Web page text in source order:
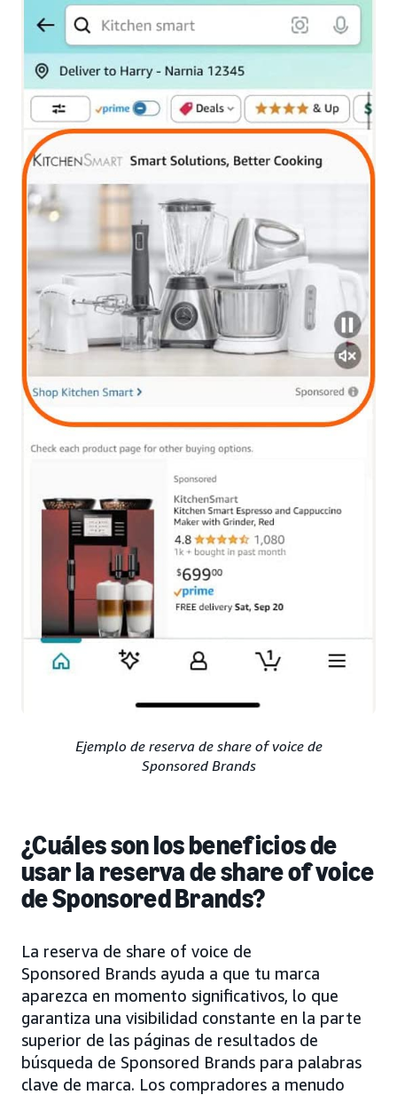
Ejemplo de reserva de share of voice de
Sponsored Brands
¿Cuáles son los beneficios de
usar la reserva de share of voice
de Sponsored Brands?
La reserva de share of voice de
Sponsored Brands ayuda a que tu marca
aparezca en momento significativos, lo que
garantiza una visibilidad constante en la parte
superior de las páginas de resultados de
búsqueda de Sponsored Brands para palabras
clave de marca. Los compradores a menudo